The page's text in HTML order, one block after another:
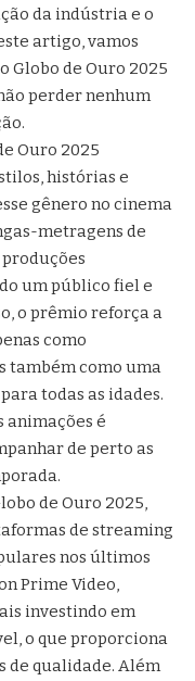
da indústria e o
artigo, vamos
Globo de Ouro 2025
perder nenhum
Ouro 2025
histórias e
gênero no cinema
metragens de
um público fiel e
o prêmio reforça a
como
também como uma
todas as idades.
animações é
de perto as
de Ouro 2025,
de streaming
nos últimos
Prime Video,
investindo em
o que proporciona
de qualidade. Além